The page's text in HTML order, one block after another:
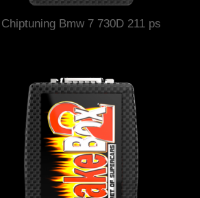
Chiptuning Bmw 7 730D 211 ps